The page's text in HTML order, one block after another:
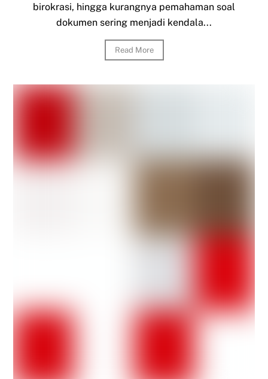
birokrasi, hingga kurangnya pemahaman soal
dokumen sering menjadi kendala...
Read More